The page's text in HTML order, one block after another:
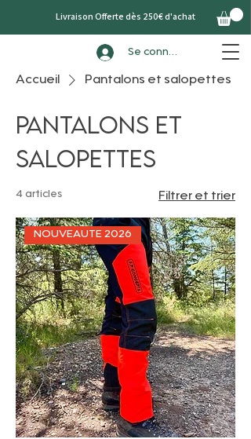
Se connecter
Livraison Offerte dès 250€ d'achat
Accueil Pantalons et salopettes
Pantalons et
salopettes
4 articles Filtrer et trier
NOUVEAUTE 2026